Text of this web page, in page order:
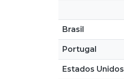
Brasil
Portugal
Estados Unidos